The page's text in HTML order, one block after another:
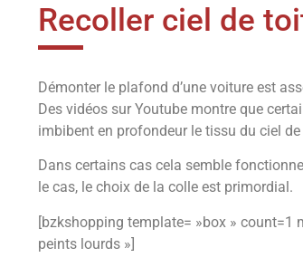
Recoller ciel de
Démonter le plafond d’une voiture est
Des vidéos sur Youtube montre que
imbibent en profondeur le tissu du ciel
Dans certains cas cela semble
le cas, le choix de la colle est primordial.
[bzkshopping template= »box » count=1
peints lourds »]